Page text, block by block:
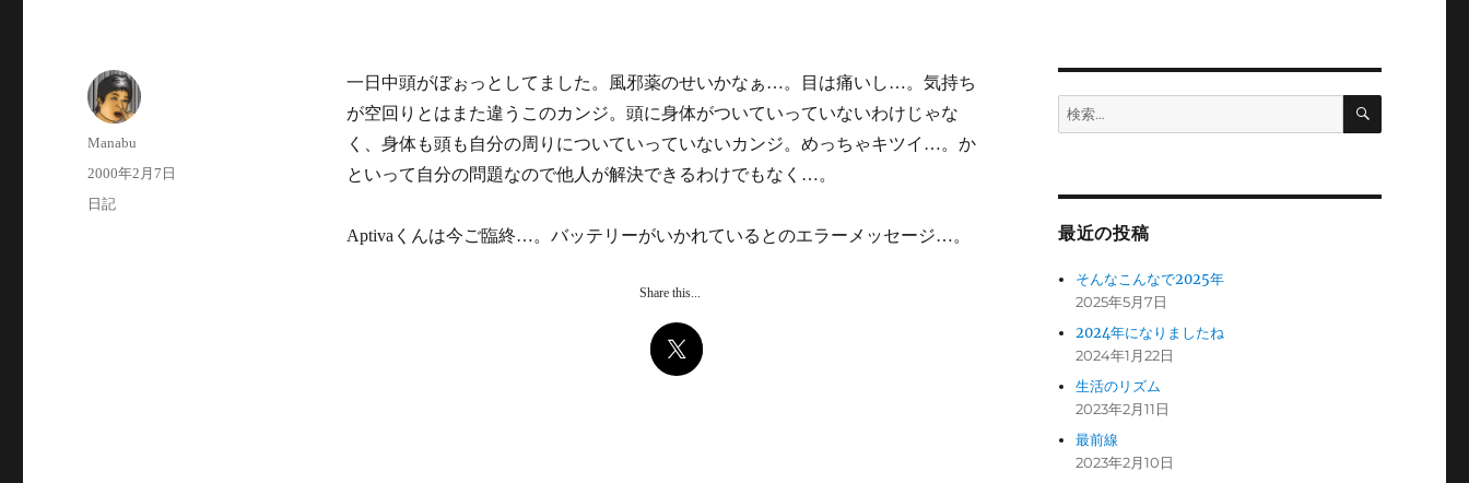
一日中頭がぼぉっとしてました。風邪薬のせいかなぁ…。目は痛いし…。気持ち
が空回りとはまた違うこのカンジ。頭に身体がついていっていないわけじゃな
く、身体も頭も自分の周りについていっていないカンジ。めっちゃキツイ…。か
といって自分の問題なので他人が解決できるわけでもなく…。
Aptivaくんは今ご臨終…。バッテリーがいかれているとのエラーメッセージ…。
Share this...
投
稿
Manabu
投
稿
2000年2月7日
カ
日記
検
索:
検
最近の投稿
そんなこんなで2025年
2025年5月7日
2024年になりましたね
2024年1月22日
生活のリズム
2023年2月11日
最前線
2023年2月10日